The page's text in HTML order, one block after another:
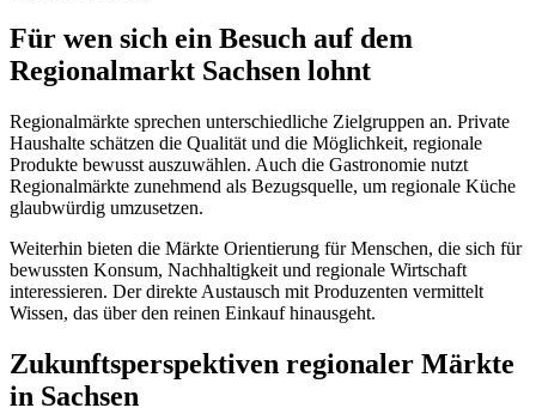
Für wen sich ein Besuch auf dem
Regionalmarkt Sachsen lohnt
Regionalmärkte sprechen unterschiedliche Zielgruppen an. Private
Haushalte schätzen die Qualität und die Möglichkeit, regionale
Produkte bewusst auszuwählen. Auch die Gastronomie nutzt
Regionalmärkte zunehmend als Bezugsquelle, um regionale Küche
glaubwürdig umzusetzen.
Weiterhin bieten die Märkte Orientierung für Menschen, die sich für
bewussten Konsum, Nachhaltigkeit und regionale Wirtschaft
interessieren. Der direkte Austausch mit Produzenten vermittelt
Wissen, das über den reinen Einkauf hinausgeht.
Zukunftsperspektiven regionaler Märkte
in Sachsen